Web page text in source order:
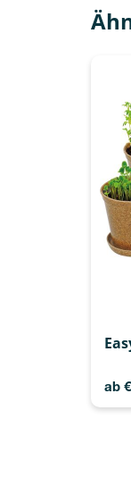
ab €